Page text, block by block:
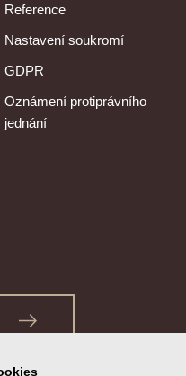
Reference
Nastavení soukromí
GDPR
Oznámení protiprávního
jednání